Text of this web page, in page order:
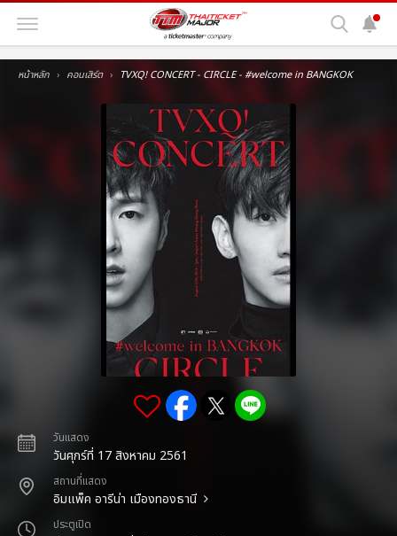
หน้าหลัก คอนเสิร์ต TVXQ! CONCERT - CIRCLE - #welcome in BANGKOK
วันแสดง
วันศุกร์ที่ 17 สิงหาคม 2561
สถานที่แสดง
อิมแพ็ค อารีน่า เมืองทองธานี
ประตูเปิด